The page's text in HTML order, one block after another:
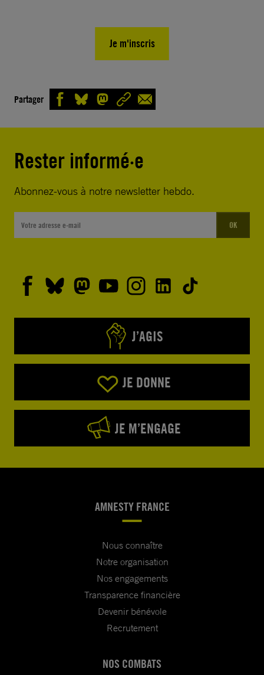
Je m'inscris
Partager
Rester informé·e
Abonnez-vous à notre newsletter hebdo.
OK
J’AGIS
JE DONNE
JE M’ENGAGE
AMNESTY FRANCE
Nous connaître
Notre organisation
Nos engagements
Transparence financière
Devenir bénévole
Recrutement
NOS COMBATS